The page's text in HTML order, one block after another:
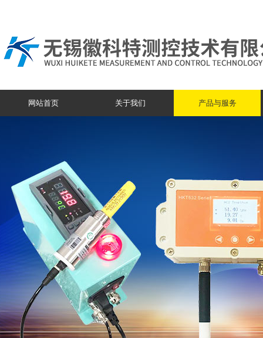
网站首页 关于我们 产品与服务